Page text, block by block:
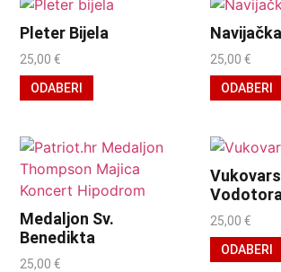
Pleter Bijela
25,00€
ODABERI
25,00 €
ODABERI
Medaljon Sv.
Benedikta
25,00€
25,00 €
ODABERI